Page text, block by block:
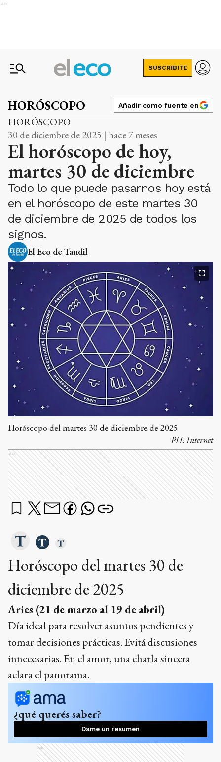
Ads
SUSCRIBITE
HORÓSCOPO Añadir como fuente en
HORÓSCOPO
30 de diciembre de 2025 | hace 7 meses
El horóscopo de hoy,
martes 30 de diciembre
Todo lo que puede pasarnos hoy está
en el horóscopo de este martes 30
de diciembre de 2025 de todos los
signos.
El Eco de Tandil
Horóscopo del martes 30 de diciembre de 2025
PH:Internet
Ads
Horóscopo del martes 30 de
diciembre de 2025
Aries (21 de marzo al 19 de abril)
Día ideal para resolver asuntos pendientes y
tomar decisiones prácticas. Evitá discusiones
innecesarias. En el amor, una charla sincera
aclara el panorama.
¿qué querés saber?
Dame un resumen
Ads